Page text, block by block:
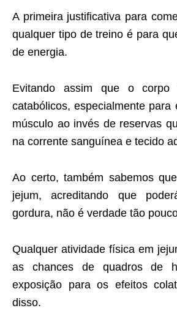
A primeira justificativa para
qualquer tipo de treino é para
de energia.
Evitando assim que o corpo
catabólicos, especialmente para
músculo ao invés de reservas
na corrente sanguínea e tecido
Ao certo, também sabemos
jejum, acreditando que
gordura, não é verdade tão
Qualquer atividade física em
as chances de quadros de
exposição para os efeitos
disso.